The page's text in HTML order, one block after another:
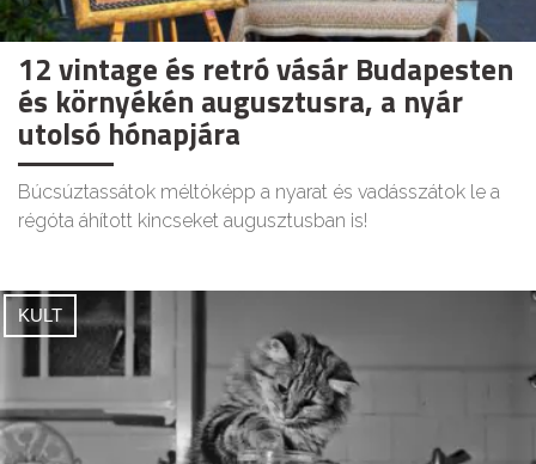
12 vintage és retró vásár Budapesten
és környékén augusztusra, a nyár
utolsó hónapjára
Búcsúztassátok méltóképp a nyarat és vadásszátok le a
régóta áhított kincseket augusztusban is!
KULT